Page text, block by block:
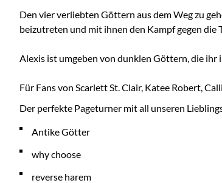
Den vier verliebten Göttern aus dem Weg zu
beizutreten und mit ihnen den Kampf gegen die
Alexis ist umgeben von dunklen Göttern, die ihr
Für Fans von Scarlett St. Clair, Katee Robert,
Der perfekte Pageturner mit all unseren
Antike Götter
why choose
reverse harem